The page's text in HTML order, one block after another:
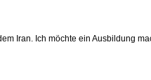
Iran. Ich möchte ein Ausbildung